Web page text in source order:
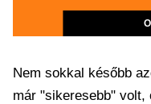
Nem sokkal később
már "sikeresebb"